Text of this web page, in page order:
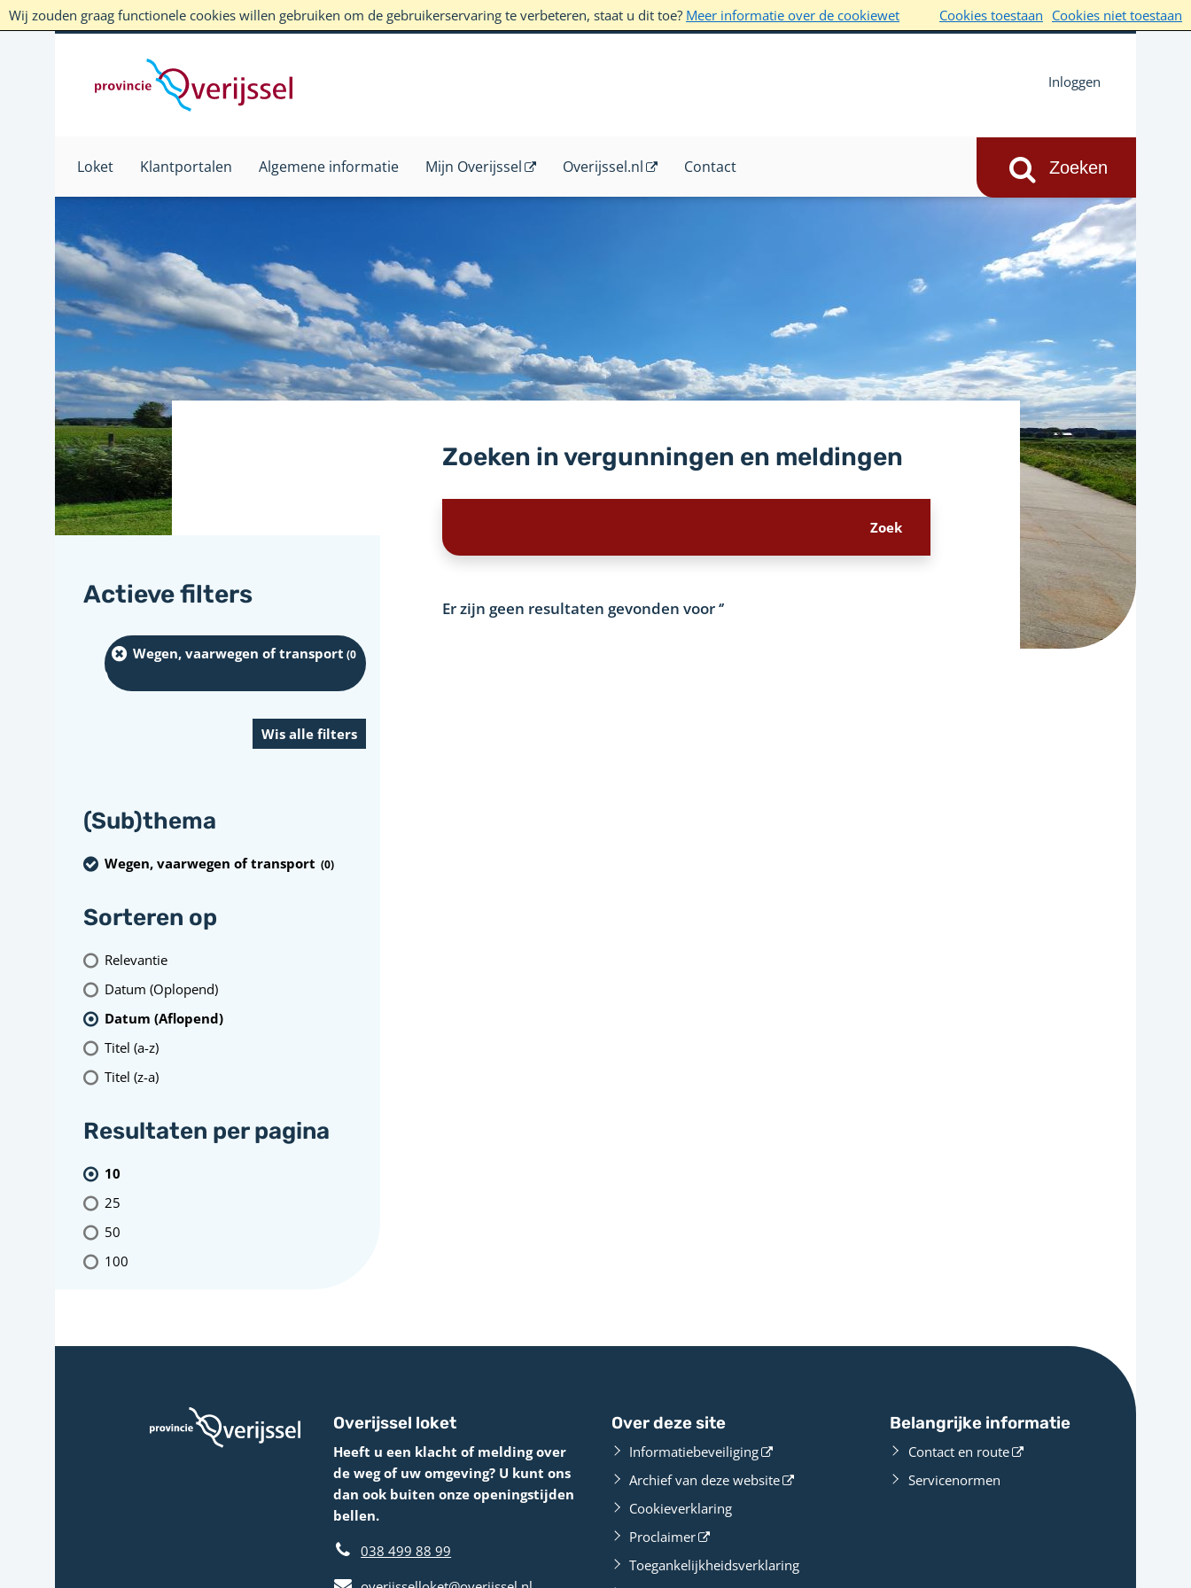
Wij zouden graag functionele cookies willen gebruiken om de gebruikerservaring te verbeteren, staat u dit toe? Meer informatie over de cookiewet Cookies toestaan Cookies niet toestaan
Inloggen
Loket Klantportalen Algemene informatie Mijn Overijssel Overijssel.nl Contact
Zoeken in vergunningen en meldingen
Er zijn geen resultaten gevonden voor‘’
Actieve filters
Wegen, vaarwegen of transport (0
)
(Sub)thema
Wegen, vaarwegen of transport (0)
Sorteren op
Relevantie
Datum (Oplopend)
Datum (Aflopend)
Titel (a-z)
Titel (z-a)
Resultaten per pagina
10
25
50
100
Overijssel loket
Heeft u een klacht of melding over
de weg of uw omgeving? U kunt ons
dan ook buiten onze openingstijden
bellen.
038 499 88 99
Over deze site
Informatiebeveiliging
Archief van deze website
Cookieverklaring
Proclaimer
Toegankelijkheidsverklaring
Belangrijke informatie
Contact en route
Servicenormen